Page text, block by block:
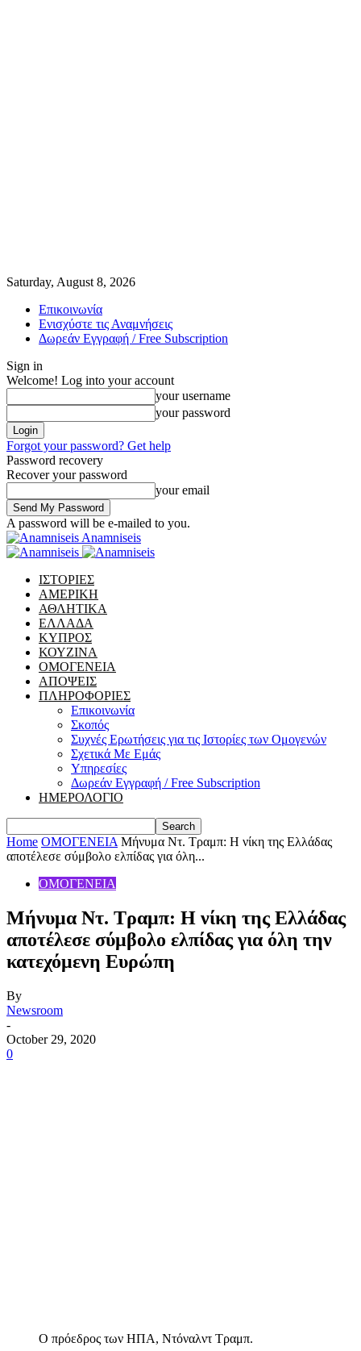
Saturday, August 8, 2026
Επικοινωνία
Ενισχύστε τις Αναμνήσεις
Δωρεάν Εγγραφή / Free Subscription
Sign in
Welcome! Log into your account
your username
your password
Forgot your password? Get help
Password recovery
Recover your password
your email
A password will be e-mailed to you.
Anamniseis
ΙΣΤΟΡΙΕΣ
ΑΜΕΡΙΚΗ
ΑΘΛΗΤΙΚΑ
ΕΛΛΑΔΑ
ΚΥΠΡΟΣ
ΚΟΥΖΙΝΑ
ΟΜΟΓΕΝΕΙΑ
ΑΠΟΨΕΙΣ
ΠΛΗΡΟΦΟΡΙΕΣ
Επικοινωνία
Σκοπός
Συχνές Ερωτήσεις για τις Ιστορίες των Ομογενών
Σχετικά Με Εμάς
Υπηρεσίες
Δωρεάν Εγγραφή / Free Subscription
ΗΜΕΡΟΛΟΓΙΟ
Home ΟΜΟΓΕΝΕΙΑ Μήνυμα Ντ. Τραμπ: Η νίκη της Ελλάδας
αποτέλεσε σύμβολο ελπίδας για όλη...
ΟΜΟΓΕΝΕΙΑ
Μήνυμα Ντ. Τραμπ: Η νίκη της Ελλάδας
αποτέλεσε σύμβολο ελπίδας για όλη την
κατεχόμενη Ευρώπη
By
Newsroom
-
October 29, 2020
0
Ο πρόεδρος των ΗΠΑ, Ντόναλντ Τραμπ.